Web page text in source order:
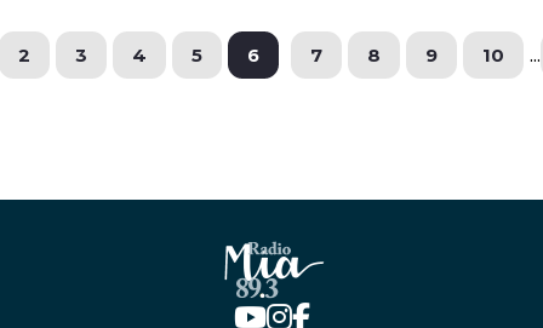
2 3 4 5 6 7 8 9 10 ...